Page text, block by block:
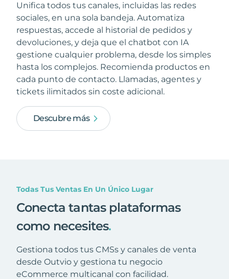
Unifica todos tus canales, incluidas las redes
sociales, en una sola bandeja. Automatiza
respuestas, accede al historial de pedidos y
devoluciones, y deja que el chatbot con IA
gestione cualquier problema, desde los simples
hasta los complejos. Recomienda productos en
cada punto de contacto. Llamadas, agentes y
tickets ilimitados sin coste adicional.
Descubre más
Todas Tus Ventas En Un Único Lugar
Conecta tantas plataformas
como necesites.
Gestiona todos tus CMSs y canales de venta
desde Outvio y gestiona tu negocio
eCommerce multicanal con facilidad.